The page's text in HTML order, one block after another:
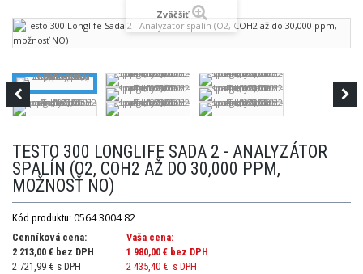
Zväčšiť
TESTO 300 LONGLIFE SADA 2 - ANALYZÁTOR
SPALÍN (O2, COH2 AŽ DO 30,000 PPM,
MOŽNOSŤ NO)
Kód produktu: 0564 3004 82
Cenníková cena:
2 213,00 € bez DPH
2 721,99 € s DPH
Vaša cena:
1 980,00 € bez DPH
2 435,40 € s DPH